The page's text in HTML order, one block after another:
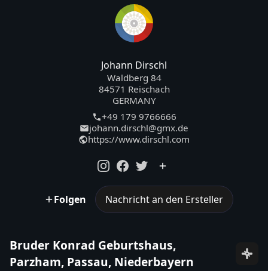
Johann Dirschl
Waldberg 84
84571 Reischach
GERMANY
+49 179 9766666
johann.dirschl@gmx.de
https://www.dirschl.com
Folgen Nachricht an den Ersteller
Bruder Konrad Geburtshaus,
Parzham, Passau, Niederbayern